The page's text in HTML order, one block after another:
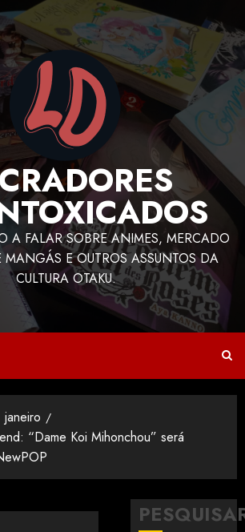
A FALAR SOBRE ANIMES, MERCADO
E OUTROS ASSUNTOS DA
CULTURA OTAKU.
janeiro
“Dame Koi Mihonchou” será